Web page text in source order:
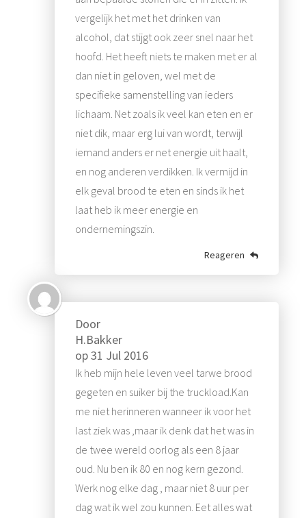
vergelijk het met het drinken van
alcohol, dat stijgt ook zeer snel naar het
hoofd. Het heeft niets te maken met er al
dan niet in geloven, wel met de
specifieke samenstelling van ieders
lichaam. Net zoals ik veel kan eten en er
niet dik, maar erg lui van wordt, terwijl
iemand anders er net energie uit haalt,
en nog anderen verdikken. Ik vermijd in
elk geval brood te eten en sinds ik het
laat heb ik meer energie en
ondernemingszin.
Reageren
Door
H.Bakker
op31 Jul 2016
Ik heb mijn hele leven veel tarwe brood
gegeten en suiker bij the truckload.Kan
me niet herinneren wanneer ik voor het
last ziek was ,maar ik denk dat het was in
de twee wereld oorlog als een 8 jaar
oud. Nu ben ik 80 en nog kern gezond.
Werk nog elke dag , maar niet 8 uur per
dag wat ik wel zou kunnen. Eet alles wat